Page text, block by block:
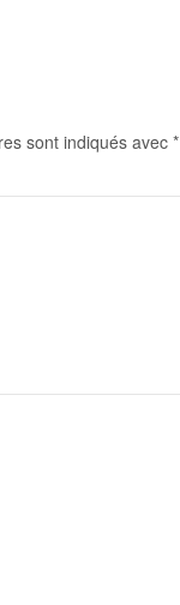
sont indiqués avec*